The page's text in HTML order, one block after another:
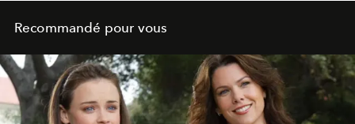
Recommandé pour vous